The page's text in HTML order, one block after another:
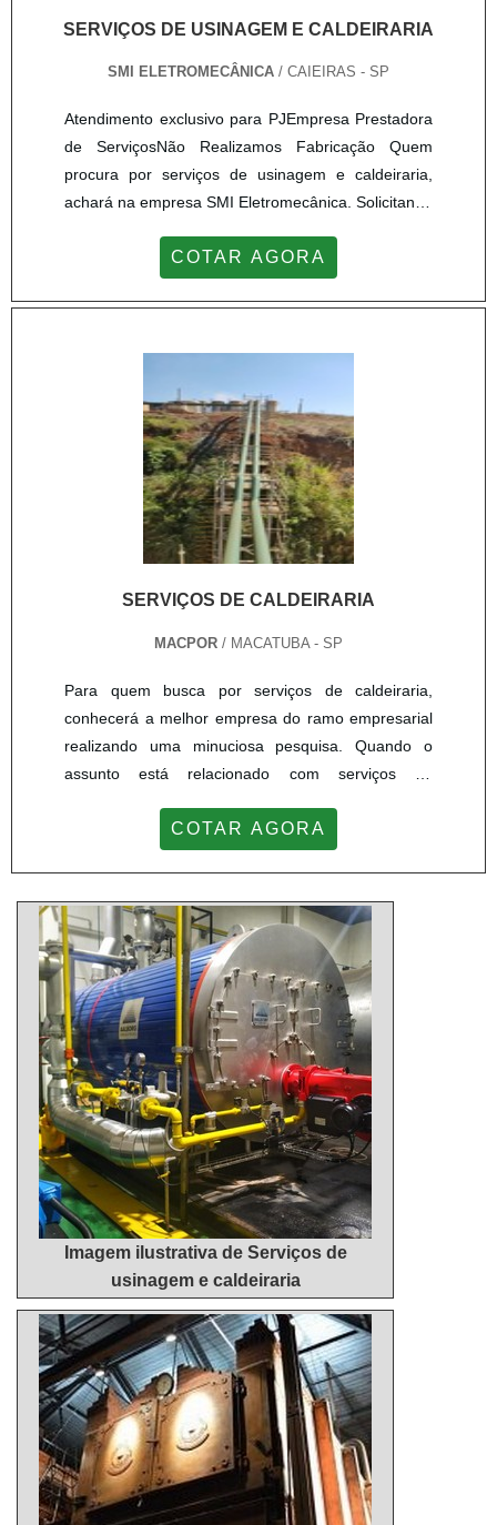
SERVIÇOS DE USINAGEM E CALDEIRARIA
SMI ELETROMECÂNICA / CAIEIRAS - SP
Atendimento exclusivo para PJEmpresa Prestadora
de ServiçosNão Realizamos Fabricação Quem
procura por serviços de usinagem e caldeiraria,
achará na empresa SMI Eletromecânica. Solicitando
mercado e encontrando a melhor referência em
SERVIÇOS DE USINAGEM E CALDEIRARIAQuem
COTAR AGORA
SERVIÇOS DE CALDEIRARIA
MACPOR / MACATUBA - SP
Para quem busca por serviços de caldeiraria,
conhecerá a melhor empresa do ramo empresarial
realizando uma minuciosa pesquisa. Quando o
assunto está relacionado com serviços de
Macpor alcançará ótima qualidade com pagamento
maneiras eficientes de demonstrar competência e
excelência em uma área de atuação. A...
COTAR AGORA
Imagem ilustrativa de Serviços de
usinagem e caldeiraria